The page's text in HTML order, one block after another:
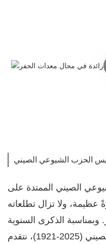
الحزب الشيوعي الصيني
الصيني الممتدة على
ولا تزال تطلعاته
وبمناسبة الذكرى السنوية
لتأسيس الحزب الشيوعي الصيني (2025-1921)، نتقدم